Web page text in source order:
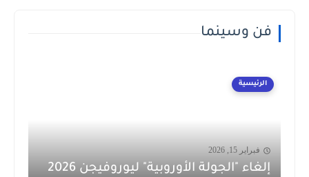
فن وسينما
الرئيسية
فبراير 15, 2026
إلغاء "الجولة الأوروبية" ليوروفيجن 2026